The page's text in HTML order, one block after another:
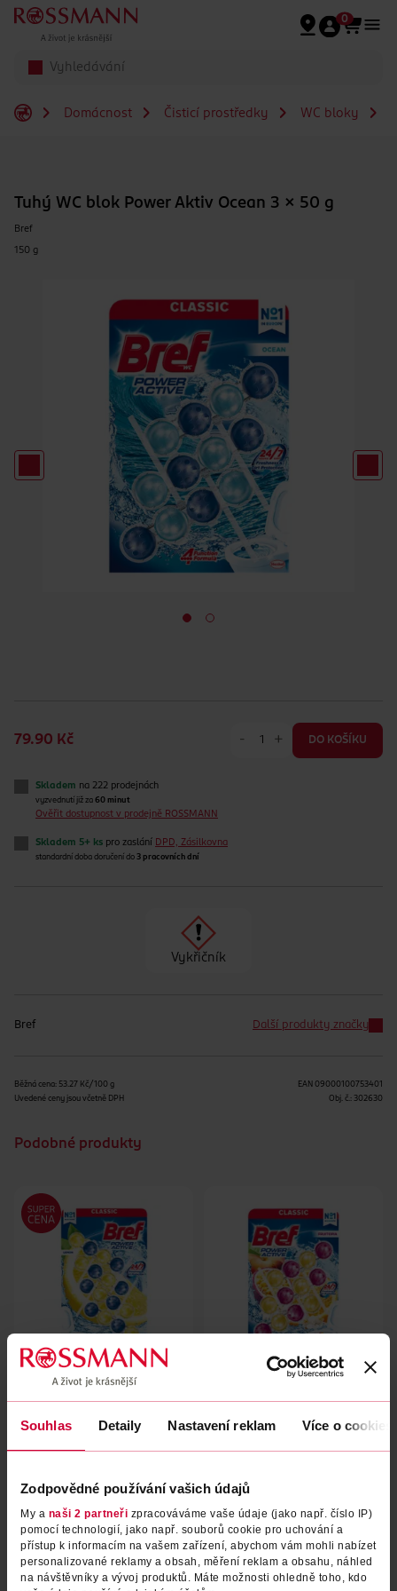
Souhlas Detaily Nastavení reklam Více o cookies
Zodpovědné používání vašich údajů
My a naši 2 partneři zpracováváme vaše údaje (jako např. číslo IP)
pomocí technologií, jako např. souborů cookie pro uchování a
přístup k informacím na vašem zařízení, abychom vám mohli nabízet
personalizované reklamy a obsah, měření reklam a obsahu, náhled
na návštěvníky a vývoj produktů. Máte možnosti ohledně toho, kdo
Přeskočit na hlavmní obsah
0
Domácnost Čisticí prostředky WC bloky
Tuhý WC blok Power Aktiv Ocean 3 x 50 g
Bref
150 g
79.90 Kč - + DO KOŠÍKU
Skladem na 222 prodejnách
vyzvednutí již za 60 minut
Ověřit dostupnost v prodejně ROSSMANN
Skladem 5+ ks pro zaslání DPD, Zásilkovna
standardní doba doručení do 3 pracovních dní
Vykřičník
Bref Další produkty značky
Běžná cena: 53.27 Kč/100 g
Uvedené ceny jsou včetně DPH
EAN 09000100753401
Obj. č.: 302630
Podobné produkty
Tuhý WC blok Power Aktiv
Lemon 4 x 50 g
DO KOŠÍKU
Obj. č.: 1181579 Obj. č.: 1344158